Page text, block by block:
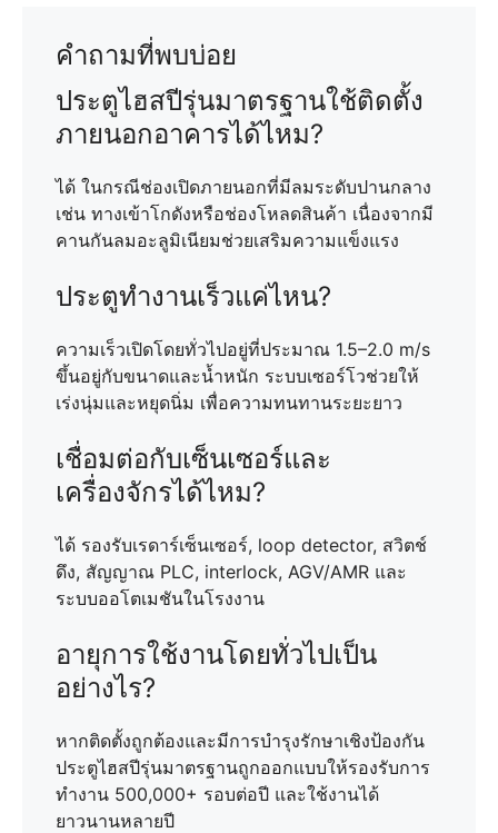
คำถามที่พบบ่อย
ประตูไฮสปีรุ่นมาตรฐานใช้ติดตั้ง
ภายนอกอาคารได้ไหม?
ได้ ในกรณีช่องเปิดภายนอกที่มีลมระดับปานกลาง
เช่น ทางเข้าโกดังหรือช่องโหลดสินค้า เนื่องจากมี
คานกันลมอะลูมิเนียมช่วยเสริมความแข็งแรง
ประตูทำงานเร็วแค่ไหน?
ความเร็วเปิดโดยทั่วไปอยู่ที่ประมาณ 1.5–2.0 m/s
ขึ้นอยู่กับขนาดและน้ำหนัก ระบบเซอร์โวช่วยให้
เร่งนุ่มและหยุดนิ่ม เพื่อความทนทานระยะยาว
เชื่อมต่อกับเซ็นเซอร์และ
เครื่องจักรได้ไหม?
ได้ รองรับเรดาร์เซ็นเซอร์, loop detector, สวิตช์
ดึง, สัญญาณ PLC, interlock, AGV/AMR และ
ระบบออโตเมชันในโรงงาน
อายุการใช้งานโดยทั่วไปเป็น
อย่างไร?
หากติดตั้งถูกต้องและมีการบำรุงรักษาเชิงป้องกัน
ประตูไฮสปีรุ่นมาตรฐานถูกออกแบบให้รองรับการ
ทำงาน 500,000+ รอบต่อปี และใช้งานได้
ยาวนานหลายปี